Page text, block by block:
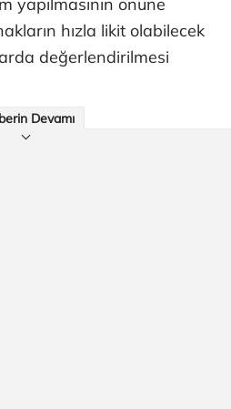
hızla likit olabilecek
değerlendirilmesi
Devamı